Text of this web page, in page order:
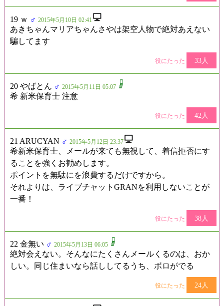
19 ｗ ♂ 2015年5月10日 02:41
あきちゃんマリアちゃんさやは架空人物で絶対あえない
騙してます
役にたった 33人
20 やばとん ♂ 2015年5月11日 05:07
希 新米保育士 注意
役にたった 42人
21 ARUCYAN ♂ 2015年5月12日 23:37
希新米保育士、メールが来ても無視して、着信拒否にす
ることを強くお勧めします。
ポイントを無駄にを浪費するだけですから。
それよりは、ライブチャットGRANを利用しないことが
一番！
役にたった 38人
22 金無い ♂ 2015年5月13日 06:05
絶対会えない。そんなにたくさんメールくるのは、おか
しい。同じ住まいなら話ししてるうち、ボロがでる
役にたった 24人